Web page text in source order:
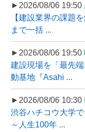
►2026/08/06 19:50
【建設業界の課題
まで一括 ...
►2026/08/06 19:50
建設現場を「最先
動基地『Asahi ...
►2026/08/06 10:30
渋谷ハチコウ大学
～人生100年 ...